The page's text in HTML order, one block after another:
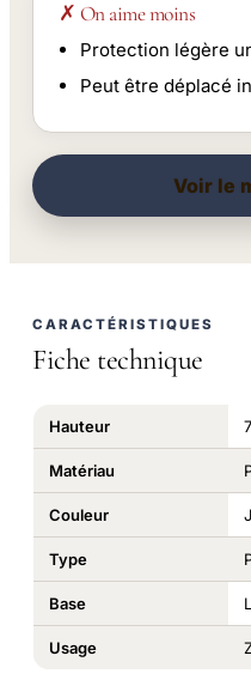
✗ On aime moins
Protection légère
Peut être déplacé
Voir le
CARACTÉRISTIQUES
Fiche technique
Hauteur
Matériau
Couleur
Type
Base
Usage